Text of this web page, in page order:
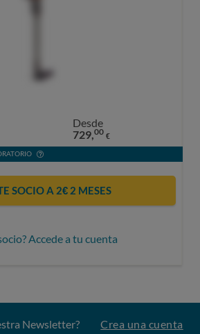
Desde
729,00 €
SOCIO A 2€ 2 MESES
Accede a tu cuenta
Newsletter? Crea una cuenta